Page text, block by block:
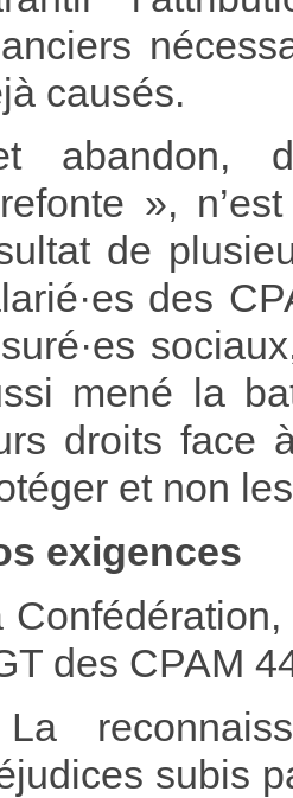
causés.
abandon,
»,
de
des
mené la
droits face
et non
exigences
des CPAM
subis